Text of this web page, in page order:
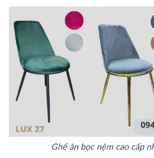
Ghế ăn bọc nệm cao cấp